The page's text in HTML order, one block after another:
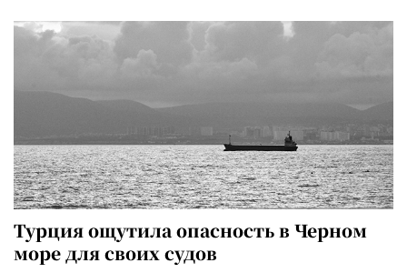
Турция ощутила опасность в Черном
море для своих судов